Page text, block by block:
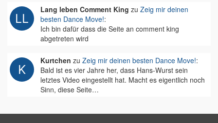
Lang leben Comment King zu Zeig mir deinen
besten Dance Move!:
Ich bin dafür dass die Seite an comment king
abgetreten wird
Kurtchen zu Zeig mir deinen besten Dance Move!:
Bald ist es vier Jahre her, dass Hans-Wurst sein
letztes Video eingestellt hat. Macht es eigentlich noch
Sinn, diese Seite…